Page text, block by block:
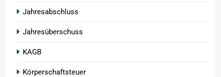
Jahresabschluss
Jahresüberschuss
KAGB
Körperschaftsteuer